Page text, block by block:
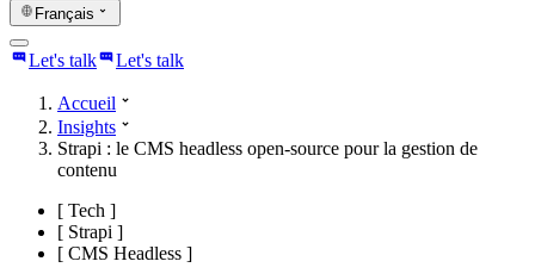
Français
Let's talk Let's talk
Accueil
Insights
Strapi : le CMS headless open-source pour la gestion de
contenu
[ Tech ]
[ Strapi ]
[ CMS Headless ]